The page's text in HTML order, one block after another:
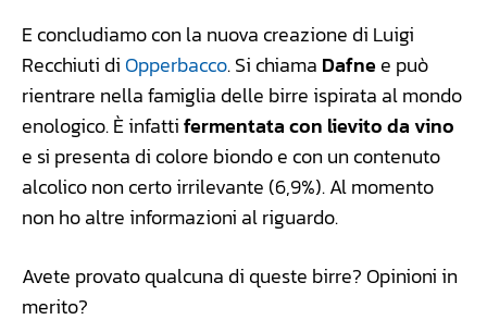
E concludiamo con la nuova creazione di Luigi
Recchiuti di Opperbacco. Si chiama Dafnee può
rientrare nella famiglia delle birre ispirata al mondo
enologico. È infattifermentata con lievito da vino
e si presenta di colore biondo e con un contenuto
alcolico non certo irrilevante (6,9%). Al momento
non ho altre informazioni al riguardo.
Avete provato qualcuna di queste birre? Opinioni in
merito?